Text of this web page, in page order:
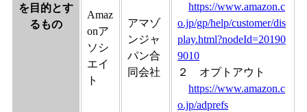
を目的とす
るもの
Amaz
onア
ソシ
エイ
ト
アマゾ
ンジャ
パン合
同会社
https://www.amazon.c
o.jp/gp/help/customer/dis
play.html?nodeId=20190
9010
２ オプトアウト
https://www.amazon.c
o.jp/adprefs